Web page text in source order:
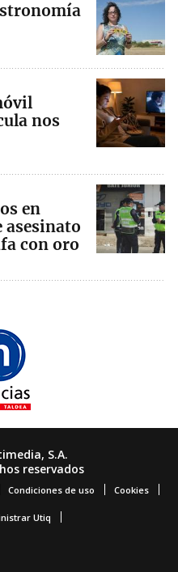
nos
en
asesinato
con oro
S.A.
reservados
Condiciones de uso Cookies
Utiq